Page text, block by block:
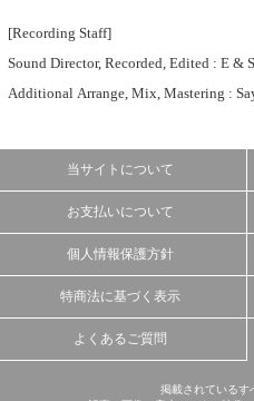
[Recording Staff]
Sound Director, Recorded, Edited : E &
Additional Arrange, Mix, Mastering :
当サイトについて
お支払いについて
個人情報保護方針
特商法に基づく表示
よくあるご質問
掲載されているす